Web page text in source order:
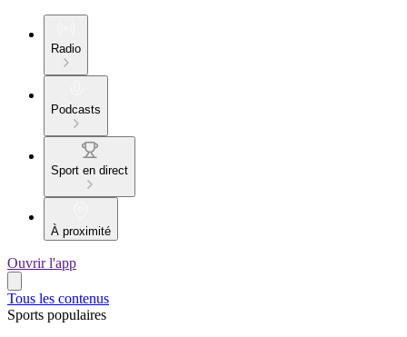
Radio
Podcasts
Sport en direct
À proximité
Ouvrir l'app
Tous les contenus
Sports populaires